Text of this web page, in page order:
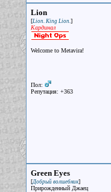
Lion
[Lion. King Lion.]
Кардинал
Welcome to Metavira!
Пол:
Репутация: +363
Green Eyes
[Добрый волшебник]
Прирожденный Джаец